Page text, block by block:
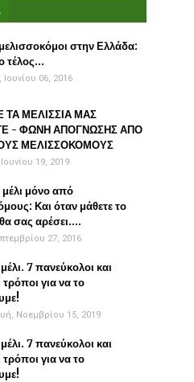
στην Ελλάδα:
τέλος...
06, 2016
ΜΕΛΙΣΣΙΑ ΜΑΣ
- ΦΩΝΗ ΑΠΟΓΝΩΣΗΣ ΑΠΟ
ΜΕΛΙΣΣΟΚΟΜΟΥΣ
19, 2019
μόνο από
Και όταν μάθετε το
θα σας αρέσει....
27, 2016
7 πανεύκολοι και
τρόποι για να το
Νοεμβρίου 15, 2019
7 πανεύκολοι και
τρόποι για να το